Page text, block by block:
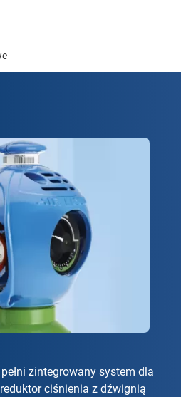
zintegrowany system dla
ciśnienia z dźwignią